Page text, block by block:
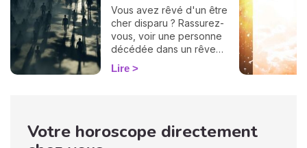
Vous avez rêvé d'un être
cher disparu ? Rassurez-
vous, voir une personne
décédée dans un rêve
n’annonce en aucun cas
votre propre décès. Ces
des périodes difficiles, et
elles peuvent nous
Lire
Votre horoscope directement